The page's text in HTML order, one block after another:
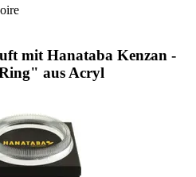
mit Hanataba Kenzan -
aus Acryl